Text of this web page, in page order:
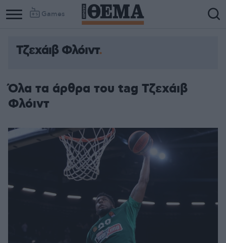
Games
Τζεχάιβ Φλόιντ
Όλα τα άρθρα του tag Τζεχάιβ
Φλόιντ